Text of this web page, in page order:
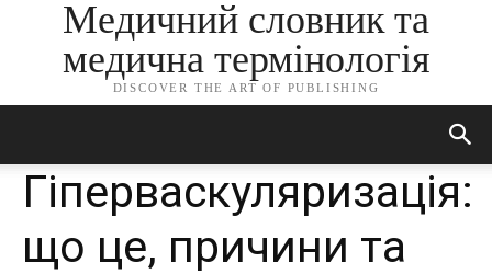
Медичний словник та
медична термінологія
DISCOVER THE ART OF PUBLISHING
Гіперваскуляризація:
що це, причини та